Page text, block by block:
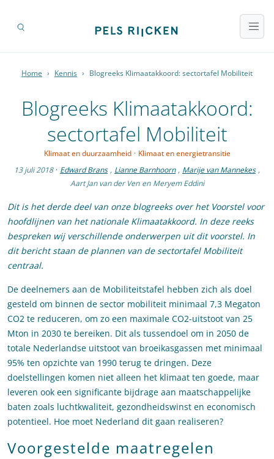
Home › Kennis › Blogreeks Klimaatakkoord: sectortafel Mobiliteit
Blogreeks Klimaatakkoord:
sectortafel Mobiliteit
Klimaat en duurzaamheid · Klimaat en energietransitie
13 juli 2018 · Edward Brans , Lianne Barnhoorn , Marije van Mannekes ,
Aart Jan van der Ven en Meryem Eddini
Dit is het derde deel van onze blogreeks over het Voorstel voor
hoofdlijnen van het nationale Klimaatakkoord. In deze reeks
bespreken wij verschillende onderwerpen uit dit voorstel. In
dit bericht staan de plannen van de sectortafel Mobiliteit
centraal.
De deelnemers aan de Mobiliteitstafel hebben zich als doel
gesteld om binnen de sector mobiliteit minimaal 7,3 Megaton
CO2 te reduceren, om zo een maximale CO2-uitstoot van 25
Mton in 2030 te bereiken. Dit als tussendoel om in 2050 de
totale Nederlandse uitstoot van broeikasgassen met minimaal
95% ten opzichte van 1990 terug te dringen. Deze
doelstellingen komen niet alleen het klimaat ten goede, maar
leveren ook een significante bijdrage aan maatschappelijke
baten zoals luchtkwaliteit, gezondheidswinst en economisch
potentieel. Hoe moet Nederland dit gaan realiseren?
Voorgestelde maatregelen